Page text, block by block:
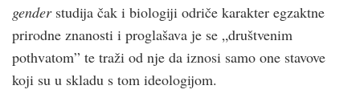
genderstudija čak i biologiji odriče karakter egzaktne
prirodne znanosti i proglašava je se „društvenim
pothvatom” te traži od nje da iznosi samo one stavove
koji su u skladu s tom ideologijom.